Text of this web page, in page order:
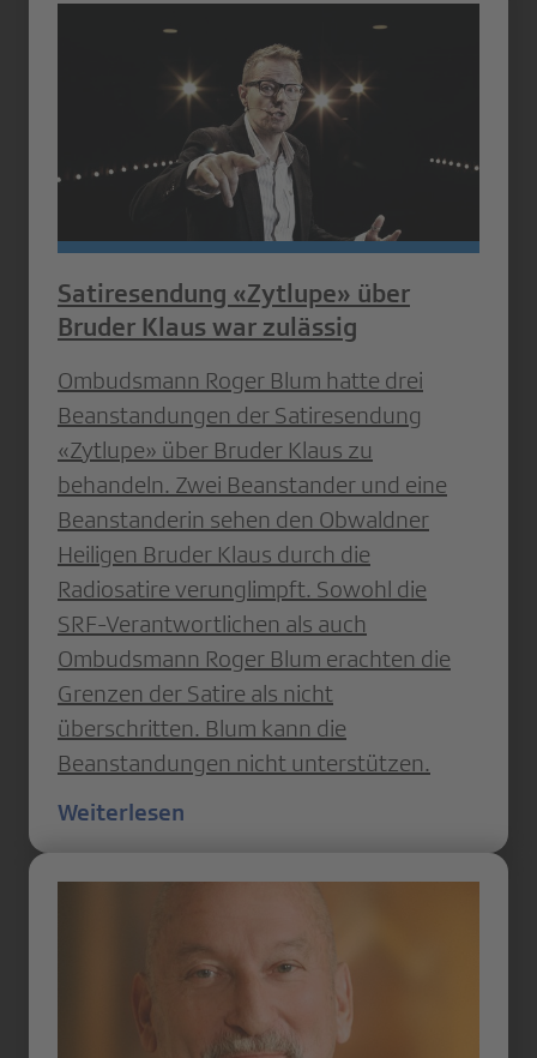
Satiresendung «Zytlupe» über
Bruder Klaus war zulässig
Ombudsmann Roger Blum hatte drei
Beanstandungen der Satiresendung
«Zytlupe» über Bruder Klaus zu
behandeln. Zwei Beanstander und eine
Beanstanderin sehen den Obwaldner
Heiligen Bruder Klaus durch die
Radiosatire verunglimpft. Sowohl die
SRF-Verantwortlichen als auch
Ombudsmann Roger Blum erachten die
Grenzen der Satire als nicht
überschritten. Blum kann die
Beanstandungen nicht unterstützen.
Weiterlesen